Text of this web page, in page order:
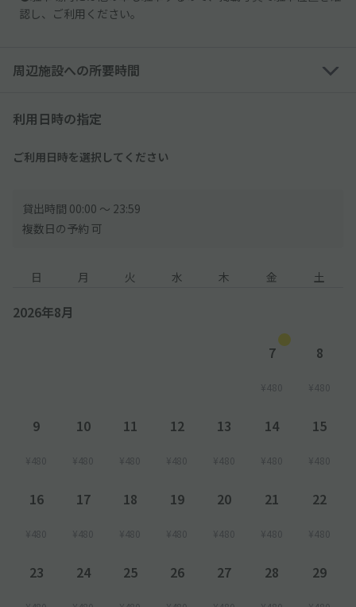
認し、ご利用ください。
周辺施設への所要時間
利用日時の指定
ご利用日時を選択してください
貸出時間 00:00 〜 23:59
複数日の予約 可
日 月 火 水 木 金 土
2026年8月
7
¥480
8
¥480
9
¥480
10
¥480
11
¥480
12
¥480
13
¥480
14
¥480
15
¥480
16
¥480
17
¥480
18
¥480
19
¥480
20
¥480
21
¥480
22
¥480
23 24 25 26 27 28 29